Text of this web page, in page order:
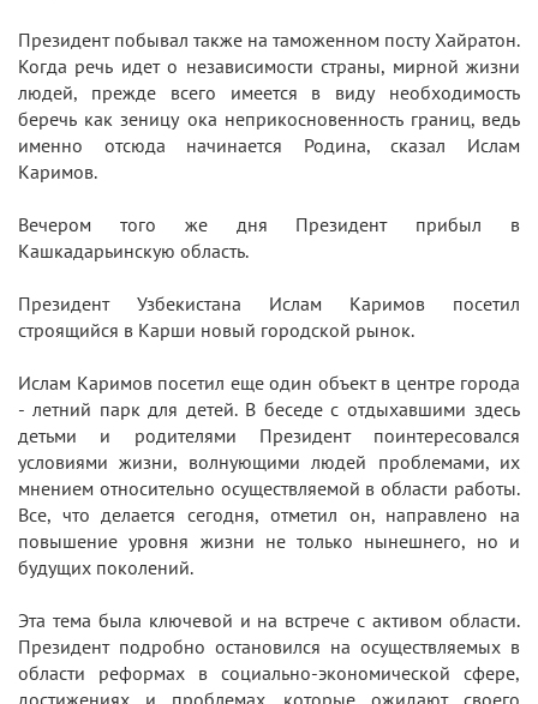
Президент побывал также на таможенном посту Хайратон.
Когда речь идет о независимости страны, мирной жизни
людей, прежде всего имеется в виду необходимость
беречь как зеницу ока неприкосновенность границ, ведь
именно отсюда начинается Родина, сказал Ислам
Каримов.
Вечером того же дня Президент прибыл в
Кашкадарьинскую область.
Президент Узбекистана Ислам Каримов посетил
строящийся в Карши новый городской рынок.
Ислам Каримов посетил еще один объект в центре города
- летний парк для детей. В беседе с отдыхавшими здесь
детьми и родителями Президент поинтересовался
условиями жизни, волнующими людей проблемами, их
мнением относительно осуществляемой в области работы.
Все, что делается сегодня, отметил он, направлено на
повышение уровня жизни не только нынешнего, но и
будущих поколений.
Эта тема была ключевой и на встрече с активом области.
Президент подробно остановился на осуществляемых в
области реформах в социально-экономической сфере,
достижениях и проблемах, которые ожидают своего